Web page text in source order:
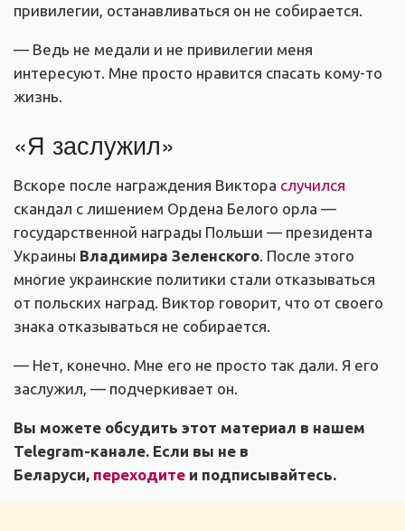
привилегии, останавливаться он не собирается.
— Ведь не медали и не привилегии меня
интересуют. Мне просто нравится спасать кому-то
жизнь.
«Я заслужил»
Вскоре после награждения Виктора случился
скандал с лишением Ордена Белого орла —
государственной награды Польши — президента
Украины Владимира Зеленского. После этого
многие украинские политики стали отказываться
от польских наград. Виктор говорит, что от своего
знака отказываться не собирается.
— Нет, конечно. Мне его не просто так дали. Я его
заслужил, — подчеркивает он.
Вы можете обсудить этот материал в нашем
Telegram-канале. Если вы не в
Беларуси, переходите и подписывайтесь.